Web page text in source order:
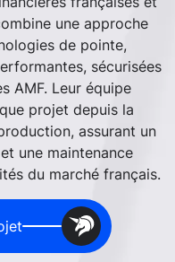
une approche
de pointe,
sécurisées
AMF. Leur équipe
projet depuis la
assurant un
une maintenance
du marché français.